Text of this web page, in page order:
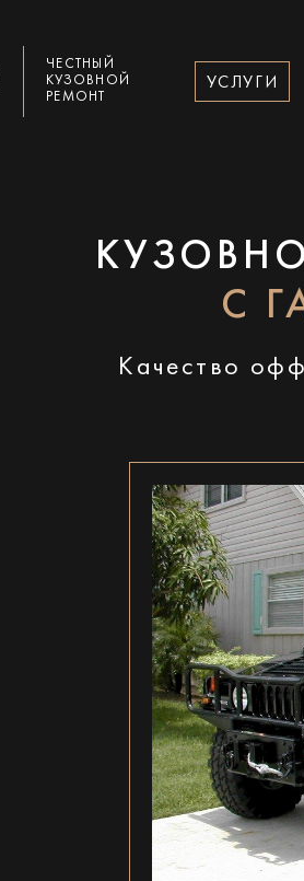
ЧЕСТНЫЙ
КУЗОВНОЙ
РЕМОНТ
УСЛУГИ
С
Качество